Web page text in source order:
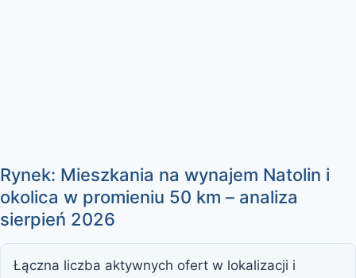
Rynek: Mieszkania na wynajem Natolin i
okolica w promieniu 50 km – analiza
sierpień 2026
Łączna liczba aktywnych ofert w lokalizacji i